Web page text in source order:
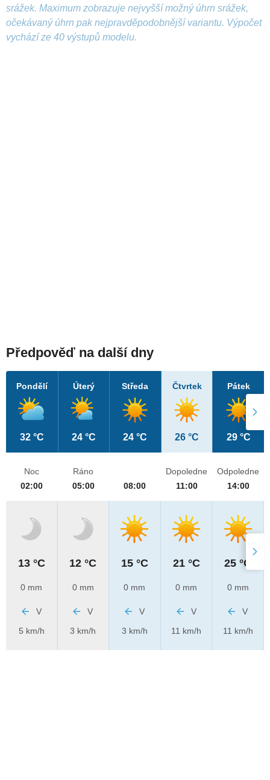
srážek. Maximum zobrazuje nejvyšší možný úhrn srážek,
očekávaný úhrn pak nejpravděpodobnější variantu. Výpočet
vychází ze 40 výstupů modelu.
Předpověď na další dny
Pondělí
32 °C
Úterý
24 °C
Středa
24 °C
Čtvrtek
26 °C
Pátek
29 °C
Noc
02:00
13 °C
0 mm
V
5 km/h
Ráno
05:00
12 °C
0 mm
V
3 km/h
08:00
15 °C
0 mm
V
3 km/h
Dopoledne
11:00
21 °C
0 mm
V
11 km/h
Odpoledne
14:00
25 °C
0 mm
V
11 km/h